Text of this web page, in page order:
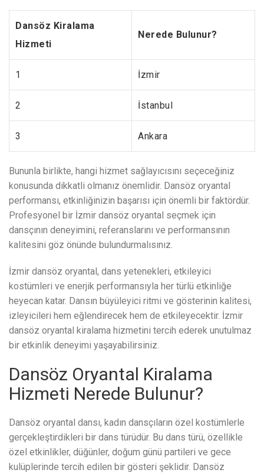
Dansöz Kiralama
Hizmeti
Nerede Bulunur?
1 İzmir
2 İstanbul
3 Ankara
Bununla birlikte, hangi hizmet sağlayıcısını seçeceğiniz
konusunda dikkatli olmanız önemlidir. Dansöz oryantal
performansı, etkinliğinizin başarısı için önemli bir faktördür.
Profesyonel bir İzmir dansöz oryantal seçmek için
dansçının deneyimini, referanslarını ve performansının
kalitesini göz önünde bulundurmalısınız.
İzmir dansöz oryantal, dans yetenekleri, etkileyici
kostümleri ve enerjik performansıyla her türlü etkinliğe
heyecan katar. Dansın büyüleyici ritmi ve gösterinin kalitesi,
izleyicileri hem eğlendirecek hem de etkileyecektir. İzmir
dansöz oryantal kiralama hizmetini tercih ederek unutulmaz
bir etkinlik deneyimi yaşayabilirsiniz.
Dansöz Oryantal Kiralama
Hizmeti Nerede Bulunur?
Dansöz oryantal dansı, kadın dansçıların özel kostümlerle
gerçekleştirdikleri bir dans türüdür. Bu dans türü, özellikle
özel etkinlikler, düğünler, doğum günü partileri ve gece
kulüplerinde tercih edilen bir gösteri şeklidir. Dansöz